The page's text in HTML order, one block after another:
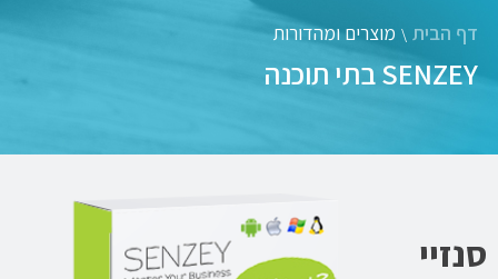
דף הבית \ מוצרים ומהדורות
SENZEY בתי תוכנה
סנזיי